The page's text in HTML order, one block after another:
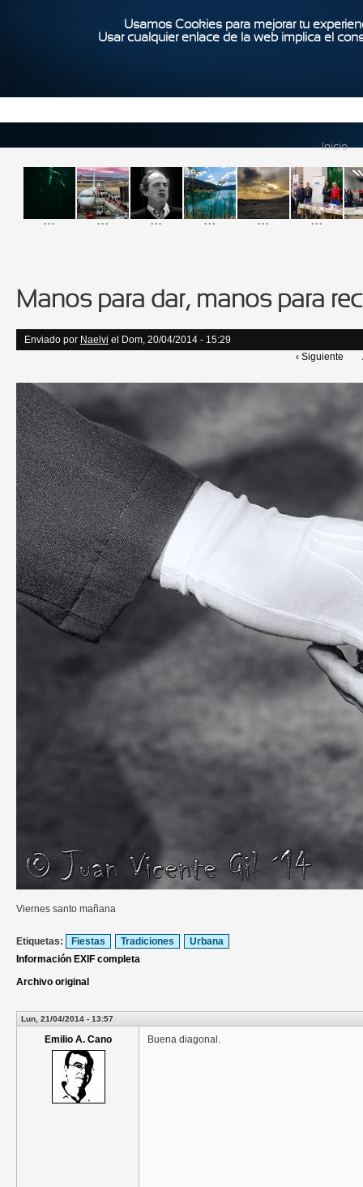
Usamos Cookies para mejorar tu
Usar cualquier enlace de la web implica el
Inicio
... ... ... ... ... ...
Manos para dar, manos para
Enviado por Naelvi el Dom, 20/04/2014 - 15:29
‹ Siguiente
Viernes santo mañana
Etiquetas: Fiestas Tradiciones
Urbana
Información EXIF completa
Archivo original
Lun, 21/04/2014 - 13:57
Emilio A. Cano Buena diagonal.